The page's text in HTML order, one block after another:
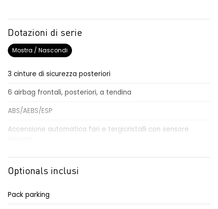
Dotazioni di serie
Mostra / Nascondi
3 cinture di sicurezza posteriori
6 airbag frontali, posteriori, a tendina
ABS/AEBS/ESP
Accensione automatica fari e tergicristalli con sensore
Adaptative cruise control
Airbag per il conducente e passeggero
Alzacristalli elettrici impulsionali anteriori e posteriori
Optionals inclusi
Pack parking